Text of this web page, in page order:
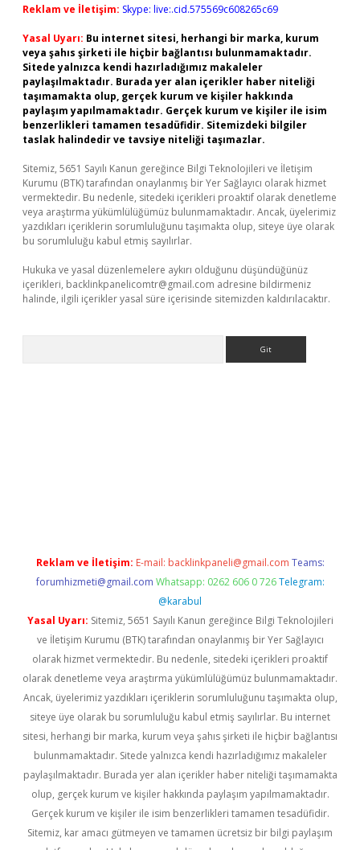
Reklam ve İletişim: Skype: live:.cid.575569c608265c69
Yasal Uyarı: Bu internet sitesi, herhangi bir marka, kurum
veya şahıs şirketi ile hiçbir bağlantısı bulunmamaktadır.
Sitede yalnızca kendi hazırladığımız makaleler
paylaşılmaktadır. Burada yer alan içerikler haber niteliği
taşımamakta olup, gerçek kurum ve kişiler hakkında
paylaşım yapılmamaktadır. Gerçek kurum ve kişiler ile isim
benzerlikleri tamamen tesadüfidir. Sitemizdeki bilgiler
taslak halindedir ve tavsiye niteliği taşımazlar.
Sitemiz, 5651 Sayılı Kanun gereğince Bilgi Teknolojileri ve İletişim
Kurumu (BTK) tarafından onaylanmış bir Yer Sağlayıcı olarak hizmet
vermektedir. Bu nedenle, sitedeki içerikleri proaktif olarak denetleme
veya araştırma yükümlülüğümüz bulunmamaktadır. Ancak, üyelerimiz
yazdıkları içeriklerin sorumluluğunu taşımakta olup, siteye üye olarak
bu sorumluluğu kabul etmiş sayılırlar.
Hukuka ve yasal düzenlemelere aykırı olduğunu düşündüğünüz
içerikleri, backlinkpanelicomtr@gmail.com adresine bildirmeniz
halinde, ilgili içerikler yasal süre içerisinde sitemizden kaldırılacaktır.
Reklam ve İletişim: E-mail: backlinkpaneli@gmail.com Teams:
forumhizmeti@gmail.com Whatsapp: 0262 606 0 726 Telegram:
@karabul
Yasal Uyarı: Sitemiz, 5651 Sayılı Kanun gereğince Bilgi Teknolojileri
ve İletişim Kurumu (BTK) tarafından onaylanmış bir Yer Sağlayıcı
olarak hizmet vermektedir. Bu nedenle, sitedeki içerikleri proaktif
olarak denetleme veya araştırma yükümlülüğümüz bulunmamaktadır.
Ancak, üyelerimiz yazdıkları içeriklerin sorumluluğunu taşımakta olup,
siteye üye olarak bu sorumluluğu kabul etmiş sayılırlar. Bu internet
sitesi, herhangi bir marka, kurum veya şahıs şirketi ile hiçbir bağlantısı
bulunmamaktadır. Sitede yalnızca kendi hazırladığımız makaleler
paylaşılmaktadır. Burada yer alan içerikler haber niteliği taşımamakta
olup, gerçek kurum ve kişiler hakkında paylaşım yapılmamaktadır.
Gerçek kurum ve kişiler ile isim benzerlikleri tamamen tesadüfidir.
Sitemiz, kar amacı gütmeyen ve tamamen ücretsiz bir bilgi paylaşım